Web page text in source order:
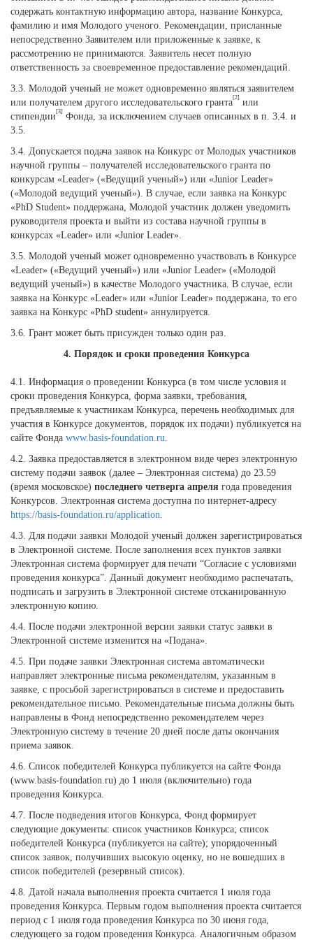
содержать контактную информацию автора, название Конкурса,
фамилию и имя Молодого ученого. Рекомендации, присланные
непосредственно Заявителем или приложенные к заявке, к
рассмотрению не принимаются. Заявитель несет полную
ответственность за своевременное предоставление рекомендаций.
3.3. Молодой ученый не может одновременно являться заявителем
или получателем другого исследовательского гранта[2] или
стипендии [3] Фонда, за исключением случаев описанных в п. 3.4. и
3.5.
3.4. Допускается подача заявок на Конкурс от Молодых участников
научной группы – получателей исследовательского гранта по
конкурсам «Leader» («Ведущий ученый») или «Junior Leader»
(«Молодой ведущий ученый»). В случае, если заявка на Конкурс
«PhD Student» поддержана, Молодой участник должен уведомить
руководителя проекта и выйти из состава научной группы в
конкурсах «Leader» или «Junior Leader».
3.5. Молодой ученый может одновременно участвовать в Конкурсе
«Leader» («Ведущий ученый») или «Junior Leader» («Молодой
ведущий ученый») в качестве Молодого участника. В случае, если
заявка на Конкурс «Leader» или «Junior Leader» поддержана, то его
заявка на Конкурс «PhD student» аннулируется.
3.6. Грант может быть присужден только один раз.
4. Порядок и сроки проведения Конкурса
4.1. Информация о проведении Конкурса (в том числе условия и
сроки проведения Конкурса, форма заявки, требования,
предъявляемые к участникам Конкурса, перечень необходимых для
участия в Конкурсе документов, порядок их подачи) публикуется на
сайте Фонда www.basis-foundation.ru.
4.2. Заявка предоставляется в электронном виде через электронную
систему подачи заявок (далее – Электронная система) до 23.59
(время московское) последнего четверга апреля года проведения
Конкурсов. Электронная система доступна по интернет-адресу
https://basis-foundation.ru/application.
4.3. Для подачи заявки Молодой ученый должен зарегистрироваться
в Электронной системе. После заполнения всех пунктов заявки
Электронная система формирует для печати “Согласие с условиями
проведения конкурса”. Данный документ необходимо распечатать,
подписать и загрузить в Электронной системе отсканированную
электронную копию.
4.4. После подачи электронной версии заявки статус заявки в
Электронной системе изменится на «Подана».
4.5. При подаче заявки Электронная система автоматически
направляет электронные письма рекомендателям, указанным в
заявке, с просьбой зарегистрироваться в системе и предоставить
рекомендательное письмо. Рекомендательные письма должны быть
направлены в Фонд непосредственно рекомендателем через
Электронную систему в течение 20 дней после даты окончания
приема заявок.
4.6. Список победителей Конкурса публикуется на сайте Фонда
(www.basis-foundation.ru) до 1 июля (включительно) года
проведения Конкурса.
4.7. После подведения итогов Конкурса, Фонд формирует
следующие документы: список участников Конкурса; список
победителей Конкурса (публикуется на сайте); упорядоченный
список заявок, получивших высокую оценку, но не вошедших в
список победителей (резервный список).
4.8. Датой начала выполнения проекта считается 1 июля года
проведения Конкурса. Первым годом выполнения проекта считается
период с 1 июля года проведения Конкурса по 30 июня года,
следующего за годом проведения Конкурса. Аналогичным образом